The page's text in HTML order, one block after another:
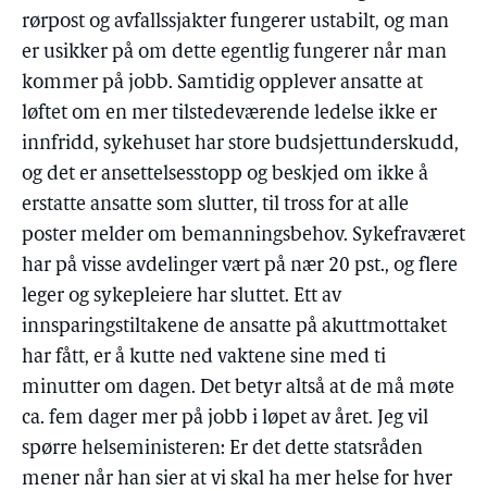
rørpost og avfallssjakter fungerer ustabilt, og man
er usikker på om dette egentlig fungerer når man
kommer på jobb. Samtidig opplever ansatte at
løftet om en mer tilstedeværende ledelse ikke er
innfridd, sykehuset har store budsjettunderskudd,
og det er ansettelsesstopp og beskjed om ikke å
erstatte ansatte som slutter, til tross for at alle
poster melder om bemanningsbehov. Sykefraværet
har på visse avdelinger vært på nær 20 pst., og flere
leger og sykepleiere har sluttet. Ett av
innsparingstiltakene de ansatte på akuttmottaket
har fått, er å kutte ned vaktene sine med ti
minutter om dagen. Det betyr altså at de må møte
ca. fem dager mer på jobb i løpet av året. Jeg vil
spørre helseministeren: Er det dette statsråden
mener når han sier at vi skal ha mer helse for hver